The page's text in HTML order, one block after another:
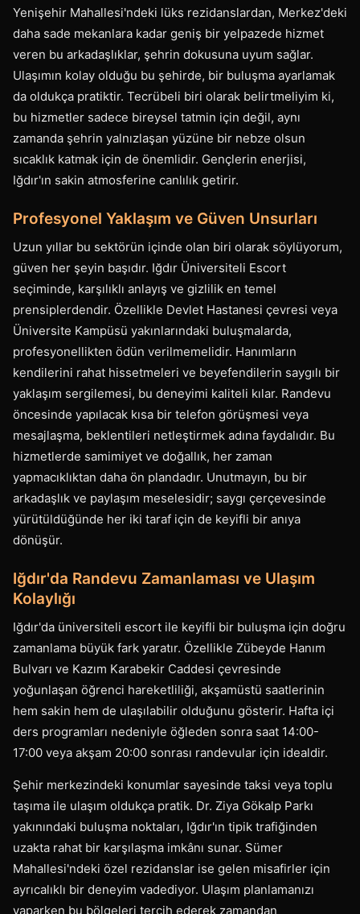
Yenişehir Mahallesi'ndeki lüks rezidanslardan, Merkez'deki
daha sade mekanlara kadar geniş bir yelpazede hizmet
veren bu arkadaşlıklar, şehrin dokusuna uyum sağlar.
Ulaşımın kolay olduğu bu şehirde, bir buluşma ayarlamak
da oldukça pratiktir. Tecrübeli biri olarak belirtmeliyim ki,
bu hizmetler sadece bireysel tatmin için değil, aynı
zamanda şehrin yalnızlaşan yüzüne bir nebze olsun
sıcaklık katmak için de önemlidir. Gençlerin enerjisi,
Iğdır'ın sakin atmosferine canlılık getirir.
Profesyonel Yaklaşım ve Güven Unsurları
Uzun yıllar bu sektörün içinde olan biri olarak söylüyorum,
güven her şeyin başıdır. Iğdır Üniversiteli Escort
seçiminde, karşılıklı anlayış ve gizlilik en temel
prensiplerdendir. Özellikle Devlet Hastanesi çevresi veya
Üniversite Kampüsü yakınlarındaki buluşmalarda,
profesyonellikten ödün verilmemelidir. Hanımların
kendilerini rahat hissetmeleri ve beyefendilerin saygılı bir
yaklaşım sergilemesi, bu deneyimi kaliteli kılar. Randevu
öncesinde yapılacak kısa bir telefon görüşmesi veya
mesajlaşma, beklentileri netleştirmek adına faydalıdır. Bu
hizmetlerde samimiyet ve doğallık, her zaman
yapmacıklıktan daha ön plandadır. Unutmayın, bu bir
arkadaşlık ve paylaşım meselesidir; saygı çerçevesinde
yürütüldüğünde her iki taraf için de keyifli bir anıya
dönüşür.
Iğdır'da Randevu Zamanlaması ve Ulaşım
Kolaylığı
Iğdır'da üniversiteli escort ile keyifli bir buluşma için doğru
zamanlama büyük fark yaratır. Özellikle Zübeyde Hanım
Bulvarı ve Kazım Karabekir Caddesi çevresinde
yoğunlaşan öğrenci hareketliliği, akşamüstü saatlerinin
hem sakin hem de ulaşılabilir olduğunu gösterir. Hafta içi
ders programları nedeniyle öğleden sonra saat 14:00-
17:00 veya akşam 20:00 sonrası randevular için idealdir.
Şehir merkezindeki konumlar sayesinde taksi veya toplu
taşıma ile ulaşım oldukça pratik. Dr. Ziya Gökalp Parkı
yakınındaki buluşma noktaları, Iğdır'ın tipik trafiğinden
uzakta rahat bir karşılaşma imkânı sunar. Sümer
Mahallesi'ndeki özel rezidanslar ise gelen misafirler için
ayrıcalıklı bir deneyim vadediyor. Ulaşım planlamanızı
yaparken bu bölgeleri tercih ederek zamandan